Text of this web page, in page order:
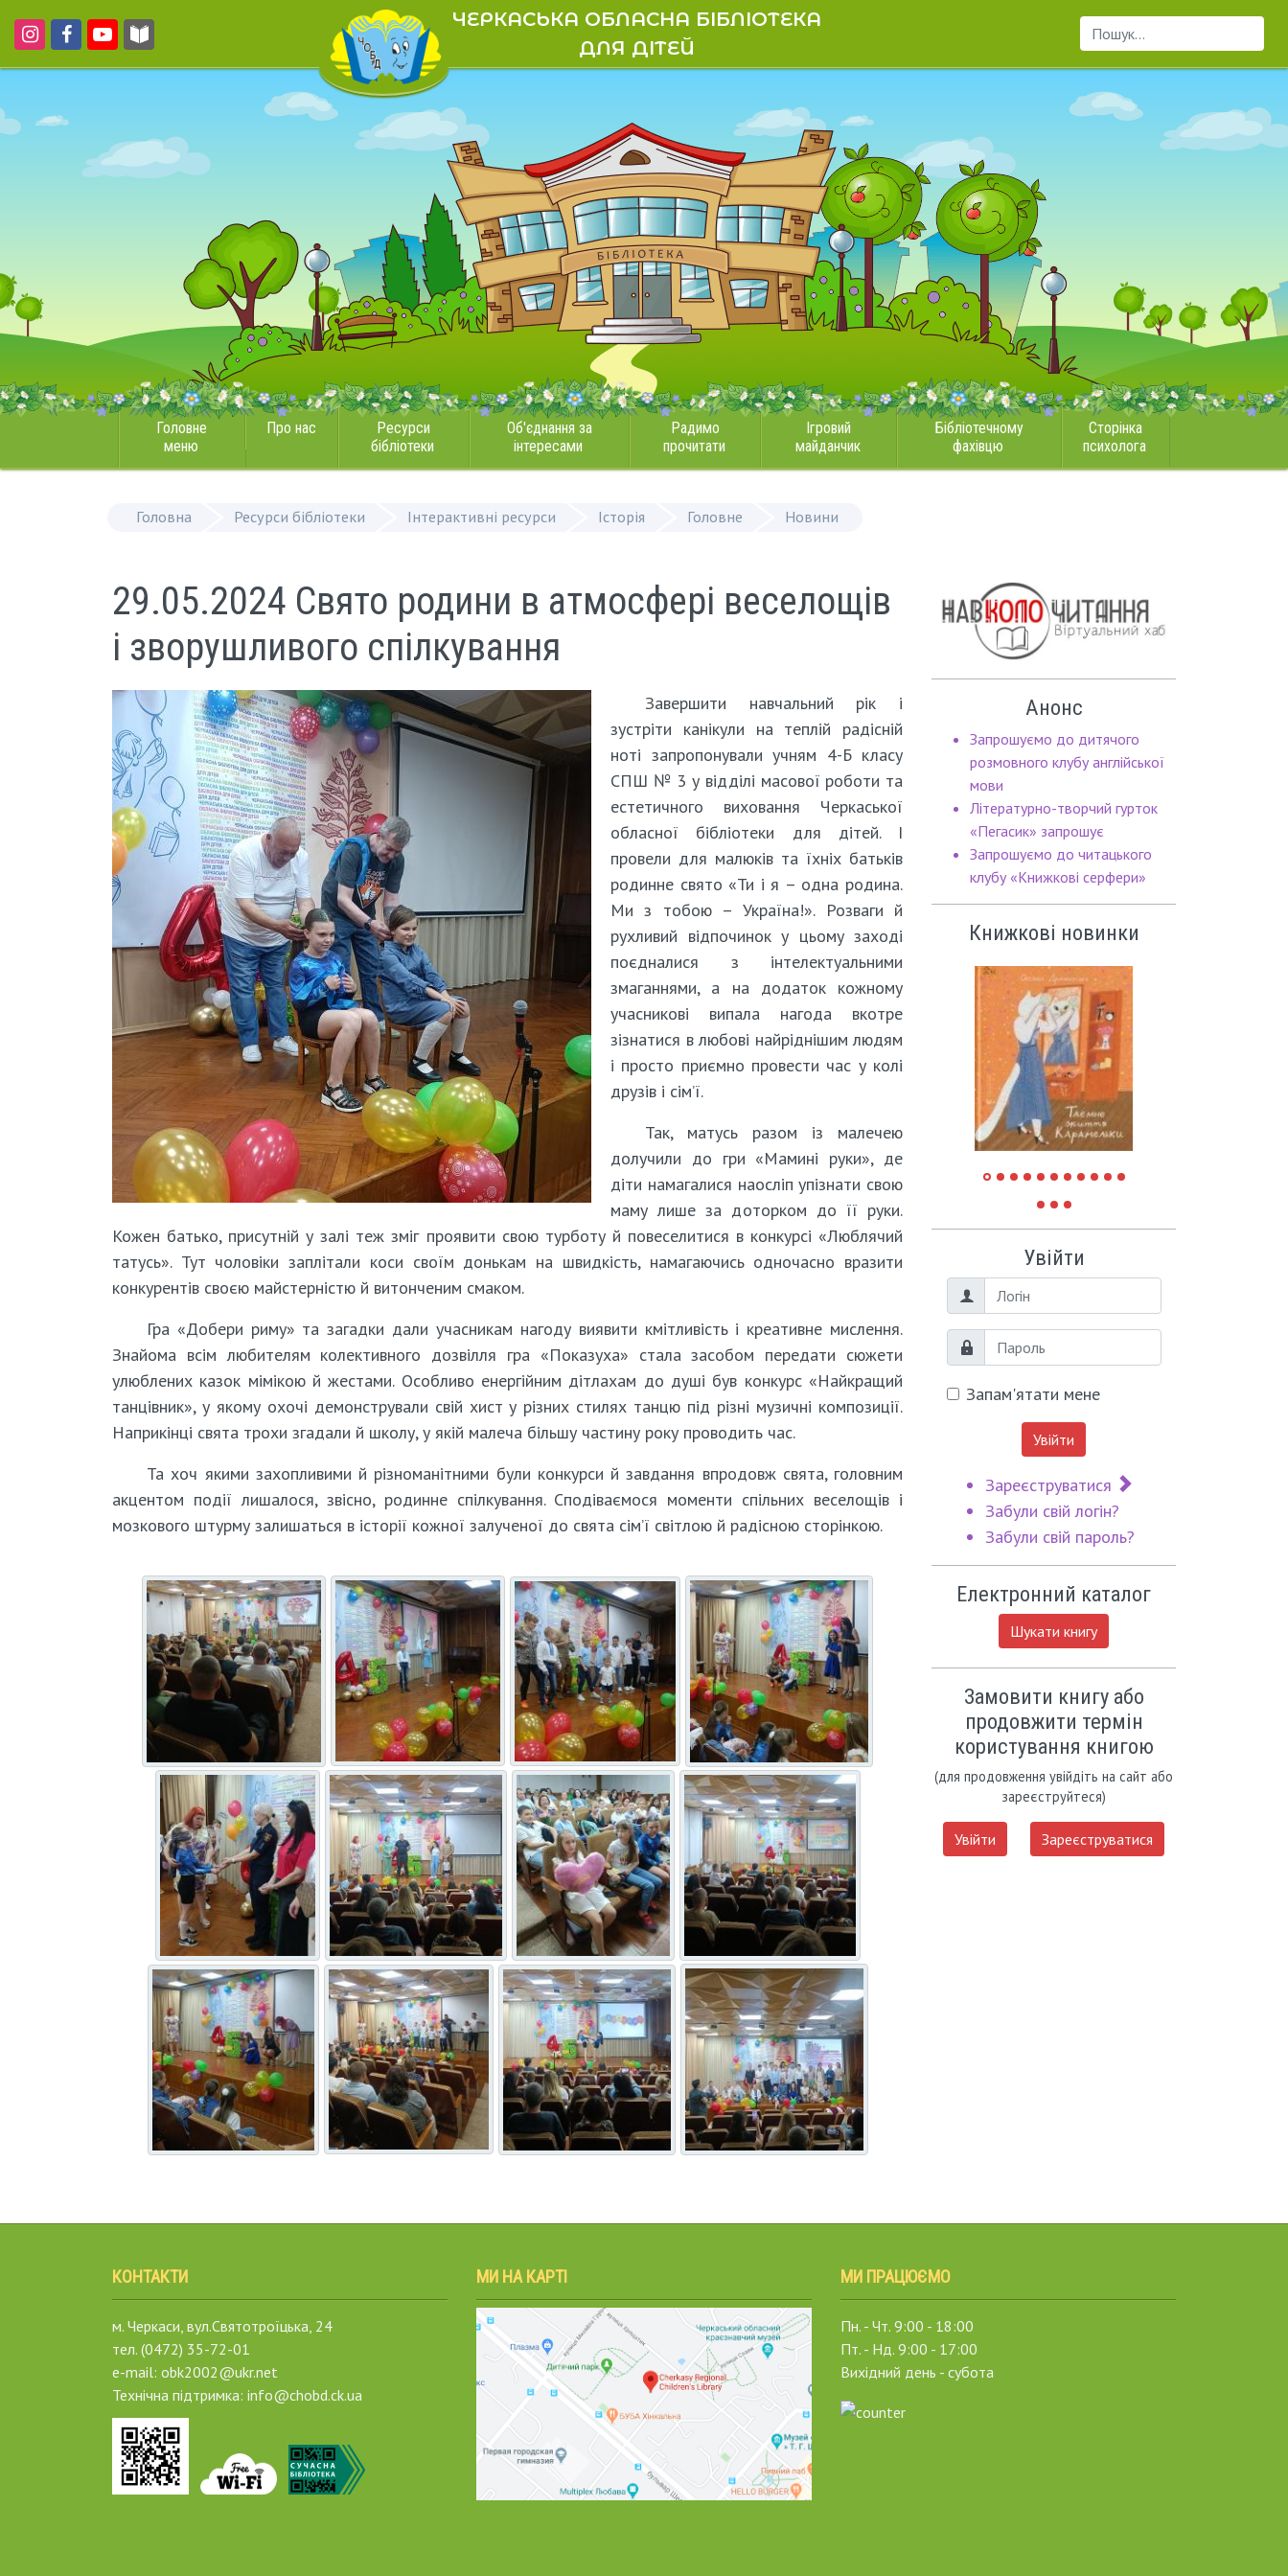
ЧЕРКАСЬКА ОБЛАСНА БІБЛІОТЕКА
ДЛЯ ДІТЕЙ
Пошук...
Головне
меню
Про нас
Ресурси
бібліотеки
Об'єднання за
інтересами
Радимо
прочитати
Ігровий
майданчик
Бібліотечному
фахівцю
Сторінка
психолога
Головна Ресурси бібліотеки Інтерактивні ресурси Історія Головне Новини
29.05.2024 Свято родини в атмосфері веселощів
і зворушливого спілкування
Завершити навчальний рік і
зустріти канікули на теплій радісній
ноті запропонували учням 4-Б класу
СПШ № 3 у відділі масової роботи та
естетичного виховання Черкаської
обласної бібліотеки для дітей. І
провели для малюків та їхніх батьків
родинне свято «Ти і я – одна родина.
Ми з тобою – Україна!». Розваги й
рухливий відпочинок у цьому заході
поєдналися з інтелектуальними
змаганнями, а на додаток кожному
учасникові випала нагода вкотре
зізнатися в любові найріднішим людям
і просто приємно провести час у колі
друзів і сім’ї.
Так, матусь разом із малечею
долучили до гри «Мамині руки», де
діти намагалися наосліп упізнати свою
маму лише за доторком до її руки.
Кожен батько, присутній у залі теж зміг проявити свою турботу й повеселитися в конкурсі «Люблячий
татусь». Тут чоловіки заплітали коси своїм донькам на швидкість, намагаючись одночасно вразити
конкурентів своєю майстерністю й витонченим смаком.
Гра «Добери риму» та загадки дали учасникам нагоду виявити кмітливість і креативне мислення.
Знайома всім любителям колективного дозвілля гра «Показуха» стала засобом передати сюжети
улюблених казок мімікою й жестами. Особливо енергійним дітлахам до душі був конкурс «Найкращий
танцівник», у якому охочі демонстрували свій хист у різних стилях танцю під різні музичні композиції.
Наприкінці свята трохи згадали й школу, у якій малеча більшу частину року проводить час.
Та хоч якими захопливими й різноманітними були конкурси й завдання впродовж свята, головним
акцентом події лишалося, звісно, родинне спілкування. Сподіваємося моменти спільних веселощів і
мозкового штурму залишаться в історії кожної залученої до свята сім’ї світлою й радісною сторінкою.
Анонс
Запрошуємо до дитячого
розмовного клубу англійської
мови
Літературно-творчий гурток
«Пегасик» запрошує
Запрошуємо до читацького
клубу «Книжкові серфери»
Книжкові новинки
Увійти
Логін
Пароль
Запам'ятати мене
Увійти
Зареєструватися
Забули свій логін?
Забули свій пароль?
Електронний каталог
Шукати книгу
Замовити книгу або
продовжити термін
користування книгою
(для продовження увійдіть на сайт або
зареєструйтеся)
Увійти Зареєструватися
КОНТАКТИ
м. Черкаси, вул.Святотроїцька, 24
тел. (0472) 35-72-01
e-mail: obk2002@ukr.net
Технічна підтримка: info@chobd.ck.ua
МИ НА КАРТІ МИ ПРАЦЮЄМО
Пн. - Чт. 9:00 - 18:00
Пт. - Нд. 9:00 - 17:00
Вихідний день - субота